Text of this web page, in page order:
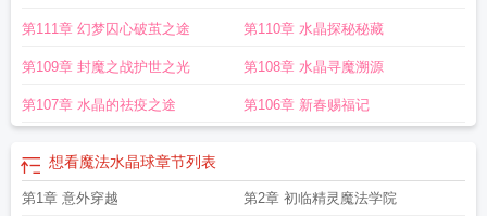
仙界论道 澈
第111章 幻梦囚心破茧之途 第110章 水晶探秘秘藏
第109章 封魔之战护世之光 第108章 水晶寻魔溯源
第107章 水晶的祛疫之途 第106章 新春赐福记
想看魔法水晶球章节列表
第1章 意外穿越 第2章 初临精灵魔法学院